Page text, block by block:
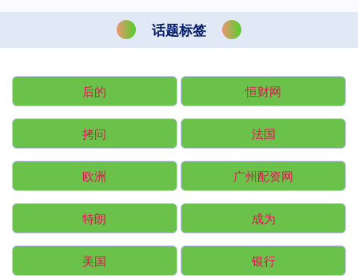
话题标签
后的 恒财网
拷问 法国
欧洲 广州配资网
特朗 成为
美国 银行